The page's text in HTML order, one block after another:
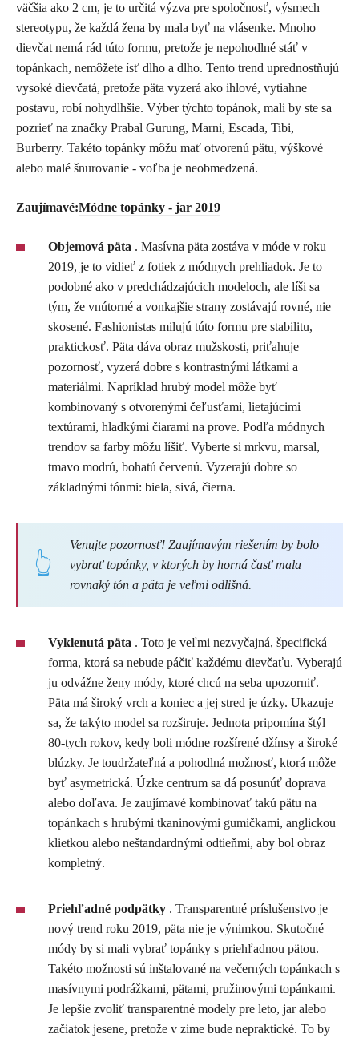
väčšia ako 2 cm, je to určitá výzva pre spoločnosť, výsmech
stereotypu, že každá žena by mala byť na vlásenke. Mnoho
dievčat nemá rád túto formu, pretože je nepohodlné stáť v
topánkach, nemôžete ísť dlho a dlho. Tento trend uprednostňujú
vysoké dievčatá, pretože päta vyzerá ako ihlové, vytiahne
postavu, robí nohydlhšie. Výber týchto topánok, mali by ste sa
pozrieť na značky Prabal Gurung, Marni, Escada, Tibi,
Burberry. Takéto topánky môžu mať otvorenú pätu, výškové
alebo malé šnurovanie - voľba je neobmedzená.
Zaujímavé:Módne topánky - jar 2019
Objemová päta . Masívna päta zostáva v móde v roku
2019, je to vidieť z fotiek z módnych prehliadok. Je to
podobné ako v predchádzajúcich modeloch, ale líši sa
tým, že vnútorné a vonkajšie strany zostávajú rovné, nie
skosené. Fashionistas milujú túto formu pre stabilitu,
praktickosť. Päta dáva obraz mužskosti, priťahuje
pozornosť, vyzerá dobre s kontrastnými látkami a
materiálmi. Napríklad hrubý model môže byť
kombinovaný s otvorenými čeľusťami, lietajúcimi
textúrami, hladkými čiarami na prove. Podľa módnych
trendov sa farby môžu líšiť. Vyberte si mrkvu, marsal,
tmavo modrú, bohatú červenú. Vyzerajú dobre so
základnými tónmi: biela, sivá, čierna.
Venujte pozornosť! Zaujímavým riešením by bolo
vybrať topánky, v ktorých by horná časť mala
rovnaký tón a päta je veľmi odlišná.
Vyklenutá päta . Toto je veľmi nezvyčajná, špecifická
forma, ktorá sa nebude páčiť každému dievčaťu. Vyberajú
ju odvážne ženy módy, ktoré chcú na seba upozorniť.
Päta má široký vrch a koniec a jej stred je úzky. Ukazuje
sa, že takýto model sa rozširuje. Jednota pripomína štýl
80-tych rokov, kedy boli módne rozšírené džínsy a široké
blúzky. Je toudržateľná a pohodlná možnosť, ktorá môže
byť asymetrická. Úzke centrum sa dá posunúť doprava
alebo doľava. Je zaujímavé kombinovať takú pätu na
topánkach s hrubými tkaninovými gumičkami, anglickou
klietkou alebo neštandardnými odtieňmi, aby bol obraz
kompletný.
Priehľadné podpätky . Transparentné príslušenstvo je
nový trend roku 2019, päta nie je výnimkou. Skutočné
módy by si mali vybrať topánky s priehľadnou pätou.
Takéto možnosti sú inštalované na večerných topánkach s
masívnymi podrážkami, pätami, pružinovými topánkami.
Je lepšie zvoliť transparentné modely pre leto, jar alebo
začiatok jesene, pretože v zime bude nepraktické. To by